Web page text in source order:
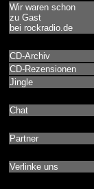
Wir waren schon
zu Gast
bei rockradio.de
CD-Archiv
CD-Rezensionen
Jingle
Chat
Partner
Verlinke uns